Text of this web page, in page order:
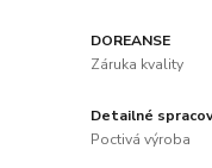
DOREANSE
Záruka kvality
Detailné
Poctivá výroba